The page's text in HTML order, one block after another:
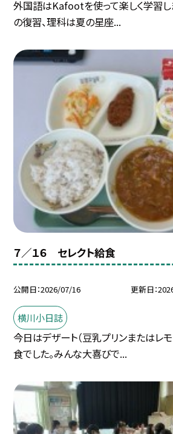
外国語はKafootを使って楽しく学習し
の復習、理科は夏の星座...
７／１６ セレクト給食
公開日 2026/07/16 更新日
横川小日誌
今日はデザート（豆乳プリンまたはレ
食でした。みんな大喜びで...